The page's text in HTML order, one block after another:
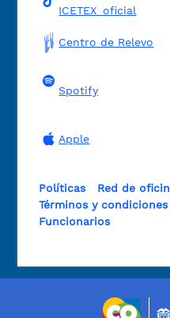
ICETEX_oficial
Centro de Relevo
Spotify
Apple
Políticas Red de
Términos y condiciones
Funcionarios